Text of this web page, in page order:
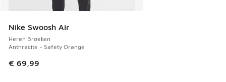
Nike Swoosh Air
Heren Broeken
Anthracite - Safety Orange
€ 69,99